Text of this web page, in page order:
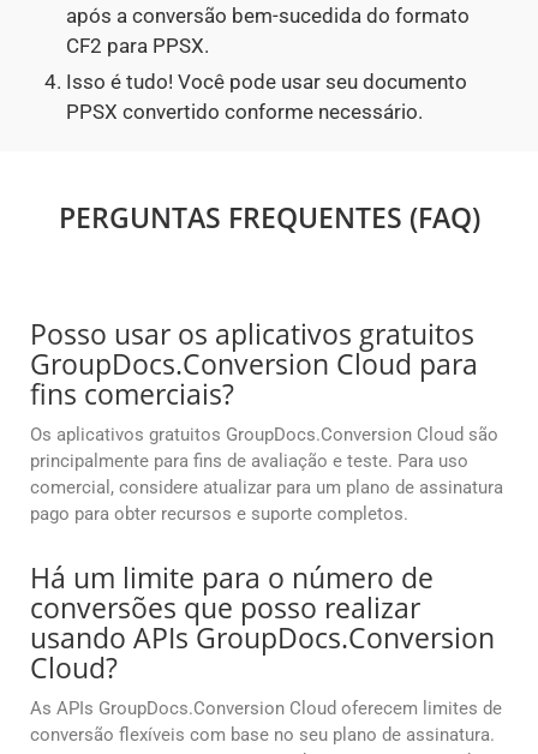
após a conversão bem-sucedida do formato
CF2 para PPSX.
Isso é tudo! Você pode usar seu documento
PPSX convertido conforme necessário.
PERGUNTAS FREQUENTES (FAQ)
Posso usar os aplicativos gratuitos
GroupDocs.Conversion Cloud para
fins comerciais?
Os aplicativos gratuitos GroupDocs.Conversion Cloud são
principalmente para fins de avaliação e teste. Para uso
comercial, considere atualizar para um plano de assinatura
pago para obter recursos e suporte completos.
Há um limite para o número de
conversões que posso realizar
usando APIs GroupDocs.Conversion
Cloud?
As APIs GroupDocs.Conversion Cloud oferecem limites de
conversão flexíveis com base no seu plano de assinatura.